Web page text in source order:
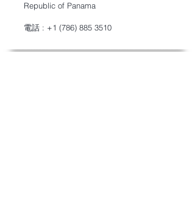
Republic of Panama
電話 : +1 (786) 885 3510